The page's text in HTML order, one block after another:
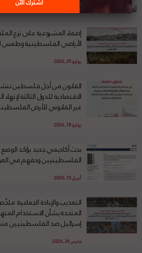
آخر الأخبار
إضفاء المشروعية على نزع
الأراضي الفلسطينية وطمس
يوليو 29, 2026
القانون من أجل فلسطين تنشر
الاقتصادية للدول الثالثة
غير القانوني للأرض
يوليو 18, 2026
بحث أكاديمي جديد يؤكد الوضع
الفلسطينيين وحقهم في
أبريل 15, 2026
التعذيب والإبادة الجماعية:
المتحدة بشأن الاستخدام
إسرائيل ضد الفلسطينيين منذ 7 أكتوبر
مارس 24, 2026